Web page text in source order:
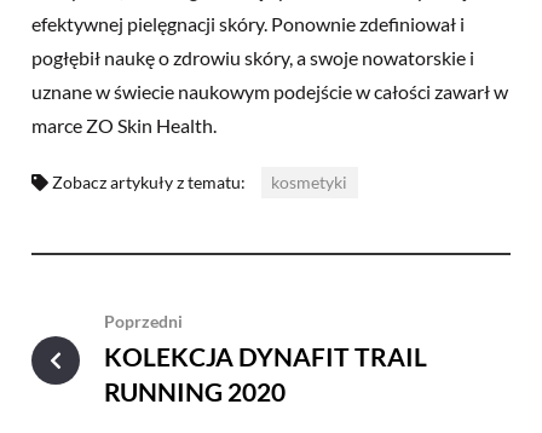
efektywnej pielęgnacji skóry. Ponownie zdefiniował i
pogłębił naukę o zdrowiu skóry, a swoje nowatorskie i
uznane w świecie naukowym podejście w całości zawarł w
marce ZO Skin Health.
Zobacz artykuły z tematu: kosmetyki
Poprzedni
KOLEKCJA DYNAFIT TRAIL
RUNNING 2020